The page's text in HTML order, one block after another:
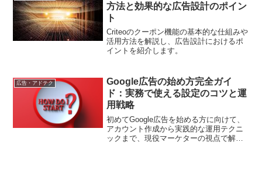
方法と効果的な広告設計のポイン
ト
Criteoのクーポン機能の基本的な仕組みや
活用方法を解説し、広告設計におけるポ
イントを紹介します。
広告・アドテク
Google広告の始め方完全ガイ
ド：実務で使える設定のコツと運
用戦略
初めてGoogle広告を始める方に向けて、
アカウント作成から実践的な運用テクニ
ックまで、現役マーケターの視点で解